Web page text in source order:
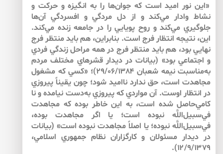
«اين نور اميد است كه جوان‌ها را به‌ انگيزه و حركت و
نشاط وادار مي‌كند و از دل‌ مردگي و افسردگي آن‌ها
جلوگيري مي‌كند و روح پويايي را در جامعه زنده مي‌كند.
اين، نتيجه‌ انتظار فرج است. بنابراين، هم بايد منتظر فرج
نهايي بود، هم بايد منتظر فرج در همه‌ مراحل زندگي فردي
و اجتماعي بود» (‌‌بيانات‌ در ديدار قشرهاي مختلف مردم
به‌‌مناسبت نيمه‌‌ شعبان ۲۹/۰۶/۱۳۸۴)؛ «كسي كه مشغول
مجاهدت است، حق ندارد نااميد شود؛ چون يقيناً پيروزي
در انتظار اوست. آن مواردي كه پيروزي به‌دست نيامده و نا
كامي‌حاصل شده است، به ‌اين خاطر بوده كه مجاهدت
في‌سبيل‌اللَّه نبوده است؛ يا اگر مجاهدت بوده،
في‌سبيل‌اللَّه نبوده؛ يا اصلاً مجاهدت نبوده است» (بيانات
در ديدار مسئولان و كارگزاران نظام جمهوري اسلامي،
۱۲/۹/۱۳۷۹).